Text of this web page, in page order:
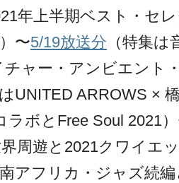
年上半期ベスト・セ
〜5/19放送分 （特集
チャー・アンビエント
はUNITED ARROWS ×
ラボとFree Soul 2021
周遊と2021クワイエ
南アフリカ・ジャズ続